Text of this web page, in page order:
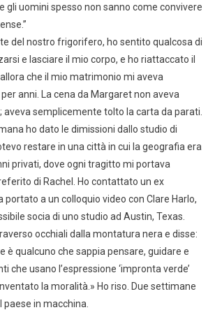
gli uomini spesso non sanno come convivere
del nostro frigorifero, ho sentito qualcosa di
e lasciare il mio corpo, e ho riattaccato il
che il mio matrimonio mi aveva
anni. La cena da Margaret non aveva
aveva semplicemente tolto la carta da parati.
ho dato le dimissioni dallo studio di
restare in una città in cui la geografia era
privati, dove ogni tragitto mi portava
di Rachel. Ho contattato un ex
portato a un colloquio video con Clare Harlo,
socia di uno studio ad Austin, Texas.
occhiali dalla montatura nera e disse:
è qualcuno che sappia pensare, guidare e
che usano l’espressione ‘impronta verde’
la moralità.» Ho riso. Due settimane
in macchina.